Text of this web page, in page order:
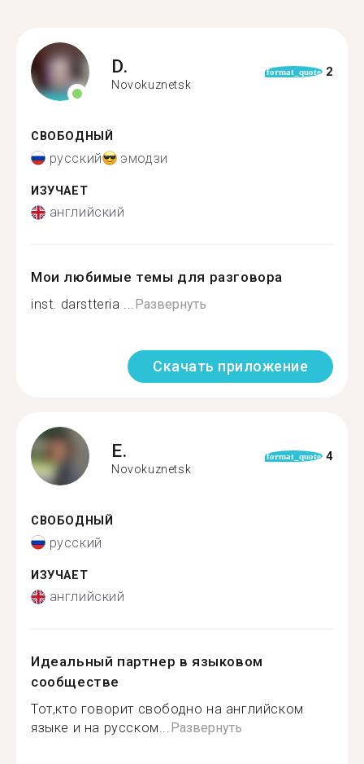
D.
Novokuznetsk
format_quote 2
СВОБОДНЫЙ
русский эмодзи
ИЗУЧАЕТ
английский
Мои любимые темы для разговора
inst. darstteria ...Развернуть
Скачать приложение
E.
Novokuznetsk
format_quote 4
СВОБОДНЫЙ
русский
ИЗУЧАЕТ
английский
Идеальный партнер в языковом
сообществе
Тот,кто говорит свободно на английском
языке и на русском...Развернуть